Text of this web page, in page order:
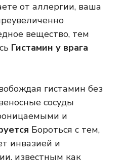
от аллергии, ваша
вещество, тем
Гистамин у врага
гистамин без
сосуды
и
Бороться с тем,
инвазией и
известным как